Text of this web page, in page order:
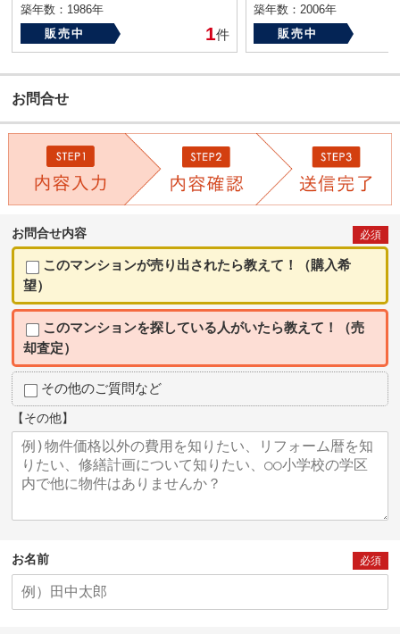
築年数：1986年
販売中
1件
築年数：2006年
販売中
お問合せ
お問合せ内容 必須
このマンションが売り出されたら教えて！（購入希
望）
このマンションを探している人がいたら教えて！（売
却査定）
その他のご質問など
【その他】
お名前 必須